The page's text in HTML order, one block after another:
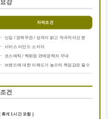
강
자격조건
ㆍ 신입 / 경력무관 / 성격이 밝고 적극적이신 분
ㆍ
서비스 마인드 소지자
ㆍ
코스메틱 / 백화점 판매경력자 우대
ㆍ 브랜드에 대한 이해도가 높으며 책임감은 필수
건
휴게 1시간 포함 )